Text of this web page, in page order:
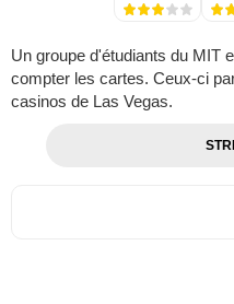
Un groupe d'étudiants du MIT
compter les cartes. Ceux-ci
casinos de Las Vegas.